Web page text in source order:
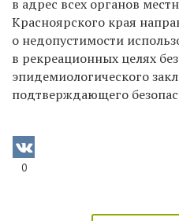
в адрес всех органов
Красноярского края
о недопустимости
в рекреационных целях
эпидемиологического
подтверждающего
0